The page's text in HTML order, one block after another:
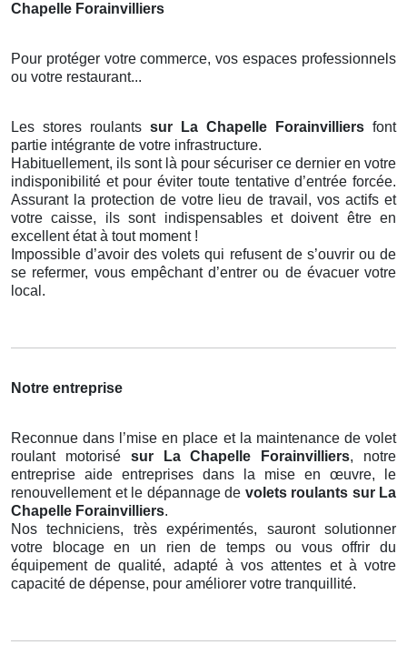
Chapelle Forainvilliers
Pour protéger votre commerce, vos espaces professionnels
ou votre restaurant...
Les stores roulants sur La Chapelle Forainvilliers font
partie intégrante de votre infrastructure.
Habituellement, ils sont là pour sécuriser ce dernier en votre
indisponibilité et pour éviter toute tentative d’entrée forcée.
Assurant la protection de votre lieu de travail, vos actifs et
votre caisse, ils sont indispensables et doivent être en
excellent état à tout moment !
Impossible d’avoir des volets qui refusent de s’ouvrir ou de
se refermer, vous empêchant d’entrer ou de évacuer votre
local.
Notre entreprise
Reconnue dans l’mise en place et la maintenance de volet
roulant motorisé sur La Chapelle Forainvilliers, notre
entreprise aide entreprises dans la mise en œuvre, le
renouvellement et le dépannage de volets roulants sur La
Chapelle Forainvilliers.
Nos techniciens, très expérimentés, sauront solutionner
votre blocage en un rien de temps ou vous offrir du
équipement de qualité, adapté à vos attentes et à votre
capacité de dépense, pour améliorer votre tranquillité.